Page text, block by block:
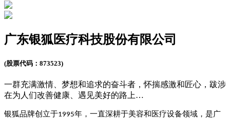
广东银狐医疗科技股份有限公司
(股票代码：873523)
一群充满激情、梦想和追求的奋斗者，怀揣感激和匠心，跋涉
在为人们改善健康、遇见美好的路上…
银狐品牌创立于1995年， 一直深耕于美容和医疗设备领域， 是广